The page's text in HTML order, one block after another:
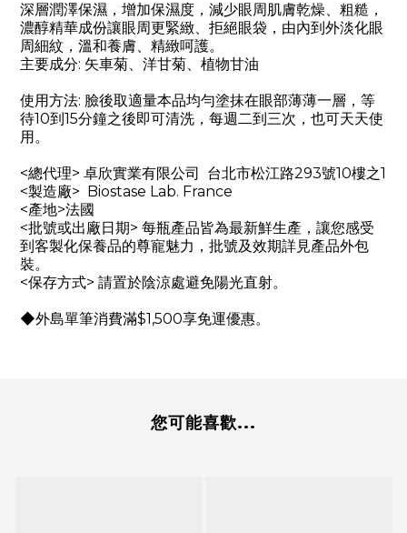
深層潤澤保濕，增加保濕度，減少眼周肌膚乾燥、粗糙，
濃醇精華成份讓眼周更緊緻、拒絕眼袋，由內到外淡化眼
周細紋，溫和養膚、精緻呵護。
主要成分: 矢車菊、洋甘菊、植物甘油
使用方法: 臉後取適量本品均勻塗抹在眼部薄薄一層，等
待10到15分鐘之後即可清洗，每週二到三次，也可天天使
用。
<總代理> 卓欣實業有限公司  台北市松江路293號10樓之1
<製造廠>  Biostase Lab. France
<產地>法國
<批號或出廠日期> 每瓶產品皆為最新鮮生產，讓您感受
到客製化保養品的尊寵魅力，批號及效期詳見產品外包
裝。
<保存方式> 請置於陰涼處避免陽光直射。
◆外島單筆消費滿$1,500享免運優惠。
您可能喜歡...